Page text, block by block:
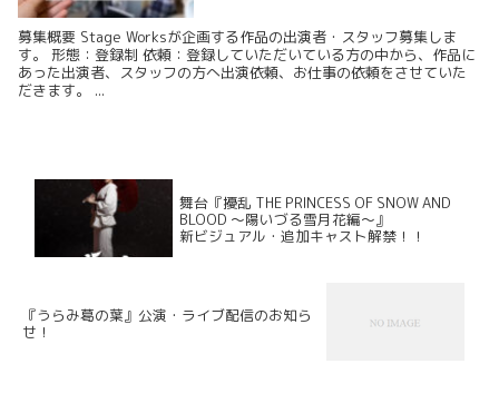
募集概要 Stage Worksが企画する作品の出演者・スタッフ募集しま
す。 形態：登録制 依頼：登録していただいている方の中から、作品に
あった出演者、スタッフの方へ出演依頼、お仕事の依頼をさせていた
だきます。 ...
舞台『擾乱 THE PRINCESS OF SNOW AND
BLOOD ～陽いづる雪月花編～』
新ビジュアル・追加キャスト解禁！！
『うらみ葛の葉』公演・ライブ配信のお知ら
せ！